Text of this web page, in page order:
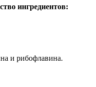
ингредиентов:
и рибофлавина.